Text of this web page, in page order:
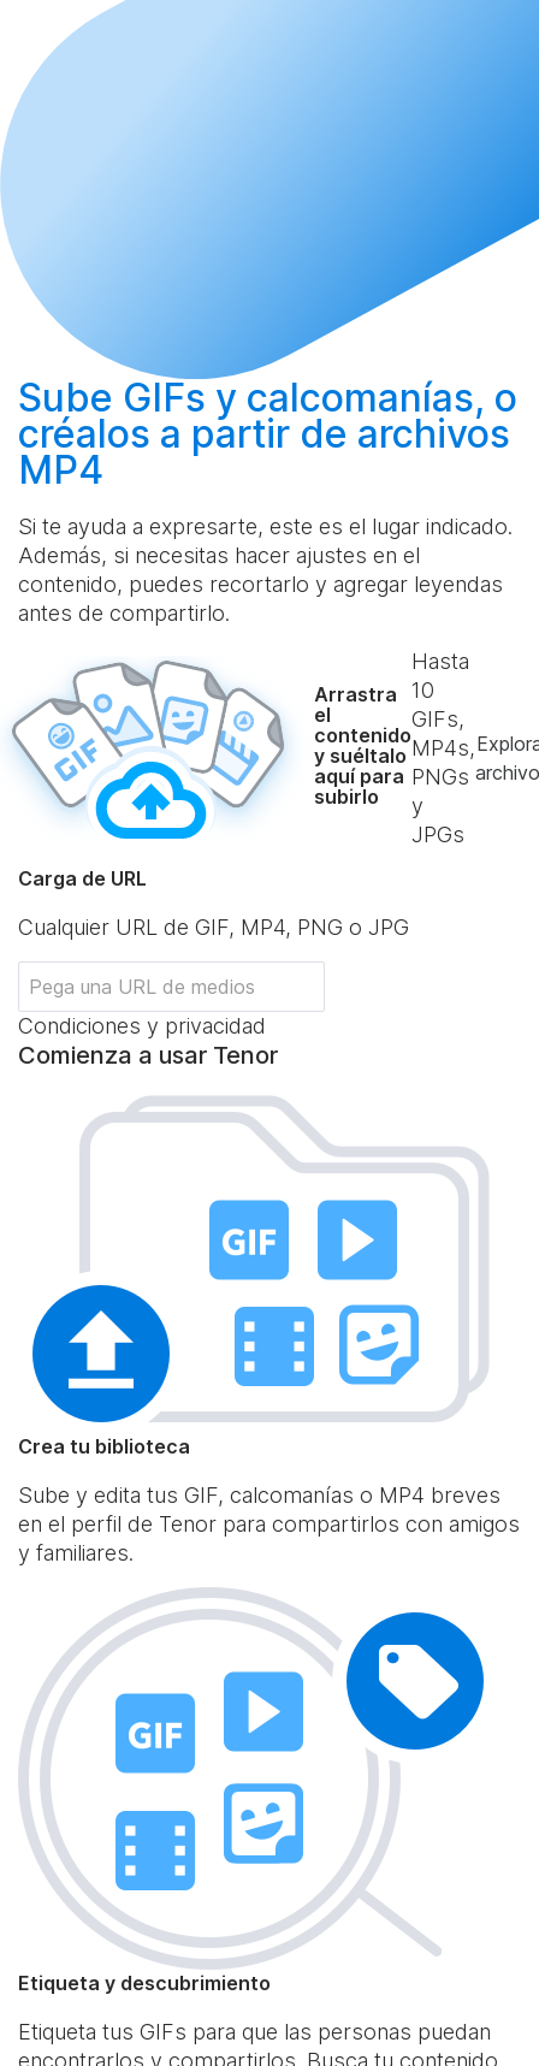
Sube GIFs y calcomanías, o
créalos a partir de archivos
MP4
Si te ayuda a expresarte, este es el lugar indicado.
Además, si necesitas hacer ajustes en el
contenido, puedes recortarlo y agregar leyendas
antes de compartirlo.
Arrastra
el
contenido
y suéltalo
aquí para
subirlo
Hasta
10
GIFs,
MP4s,
PNGs
y
JPGs
Carga de URL
Cualquier URL de GIF, MP4, PNG o JPG
Condiciones y privacidad
Comienza a usar Tenor
Crea tu biblioteca
Sube y edita tus GIF, calcomanías o MP4 breves
en el perfil de Tenor para compartirlos con amigos
y familiares.
Etiqueta y descubrimiento
Etiqueta tus GIFs para que las personas puedan
encontrarlos y compartirlos. Busca tu contenido